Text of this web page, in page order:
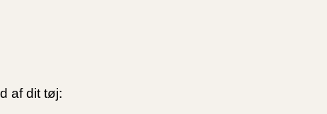
af dit tøj: